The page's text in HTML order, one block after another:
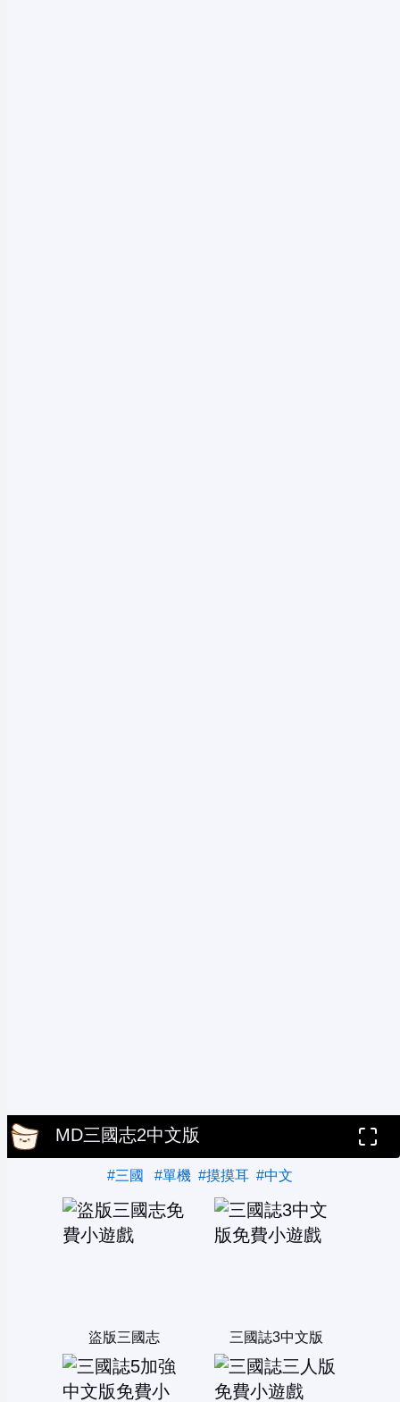
MD三國志2中文版
#三國 #單機 #摸摸耳 #中文
盜版三國志 三國誌3中文版